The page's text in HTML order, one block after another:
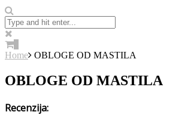
Home OBLOGE OD MASTILA
OBLOGE OD MASTILA
Recenzija: